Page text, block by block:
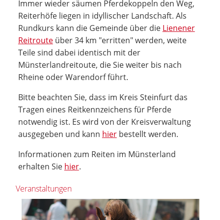
Immer wieder säumen Pferdekoppeln den Weg,
Reiterhöfe liegen in idyllischer Landschaft. Als
Rundkurs kann die Gemeinde über die Lienener
Reitrouteüber 34 km "erritten" werden, weite
Teile sind dabei identisch mit der
Münsterlandreitoute, die Sie weiter bis nach
Rheine oder Warendorf führt.
Bitte beachten Sie, dass im Kreis Steinfurt das
Tragen eines Reitkennzeichens für Pferde
notwendig ist. Es wird von der Kreisverwaltung
ausgegeben und kann hierbestellt werden.
Informationen zum Reiten im Münsterland
erhalten Sie hier.
Veranstaltungen